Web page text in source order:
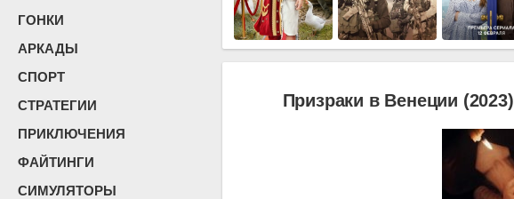
ГОНКИ
АРКАДЫ
СПОРТ
СТРАТЕГИИ
ПРИКЛЮЧЕНИЯ
ФАЙТИНГИ
СИМУЛЯТОРЫ
Призраки в Венеции (2023)